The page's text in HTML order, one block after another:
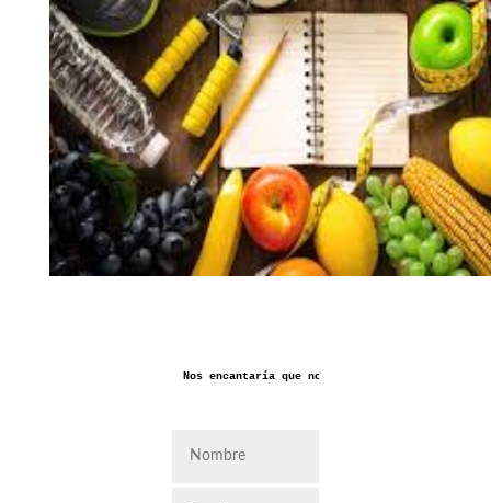
Nos encantaría que nos dejaras aquí tus